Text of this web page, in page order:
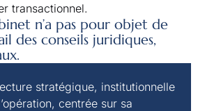
transactionnel.
n’a pas pour objet de
des conseils juridiques,
stratégique, institutionnelle
centrée sur sa